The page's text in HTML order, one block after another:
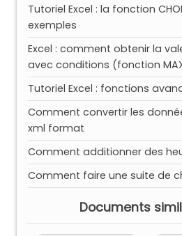
Tutoriel Excel : la fonction
exemples
Excel : comment obtenir la
avec conditions (fonction
Tutoriel Excel : fonctions
Comment convertir les
xml format
Comment additionner des
Comment faire une suite de
Documents